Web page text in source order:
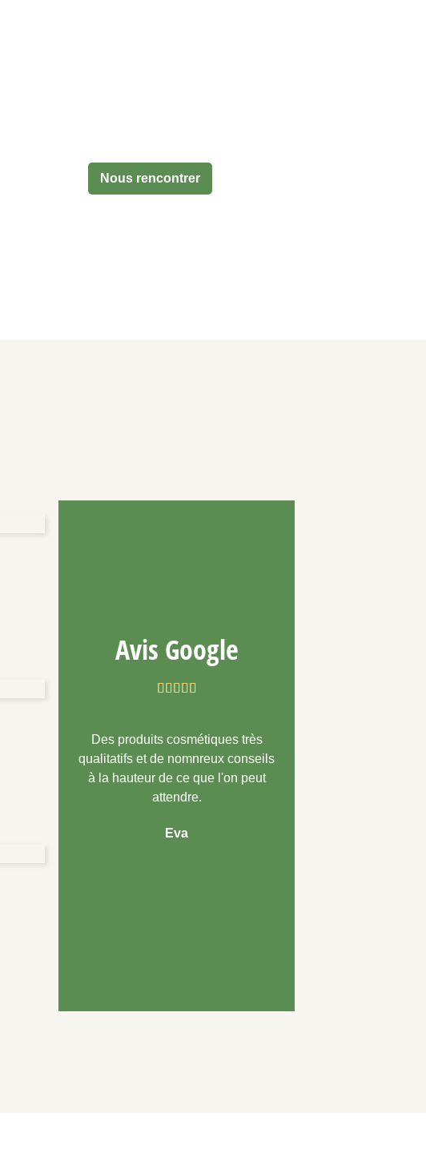
Nous rencontrer
Avis Google
    
Des produits cosmétiques très
qualitatifs et de nomnreux conseils
à la hauteur de ce que l'on peut
attendre.
Eva